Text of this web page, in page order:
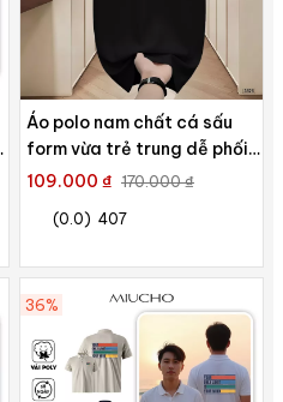
Áo polo nam chất cá sấu
form vừa trẻ trung dễ phối
Polux 3626
109.000 ₫ 170.000 ₫
(0.0) 407
36%